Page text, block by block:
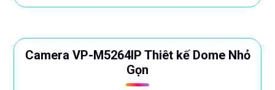
Camera VP-M5264IP Thiêt kế Dome Nhỏ
Gọn